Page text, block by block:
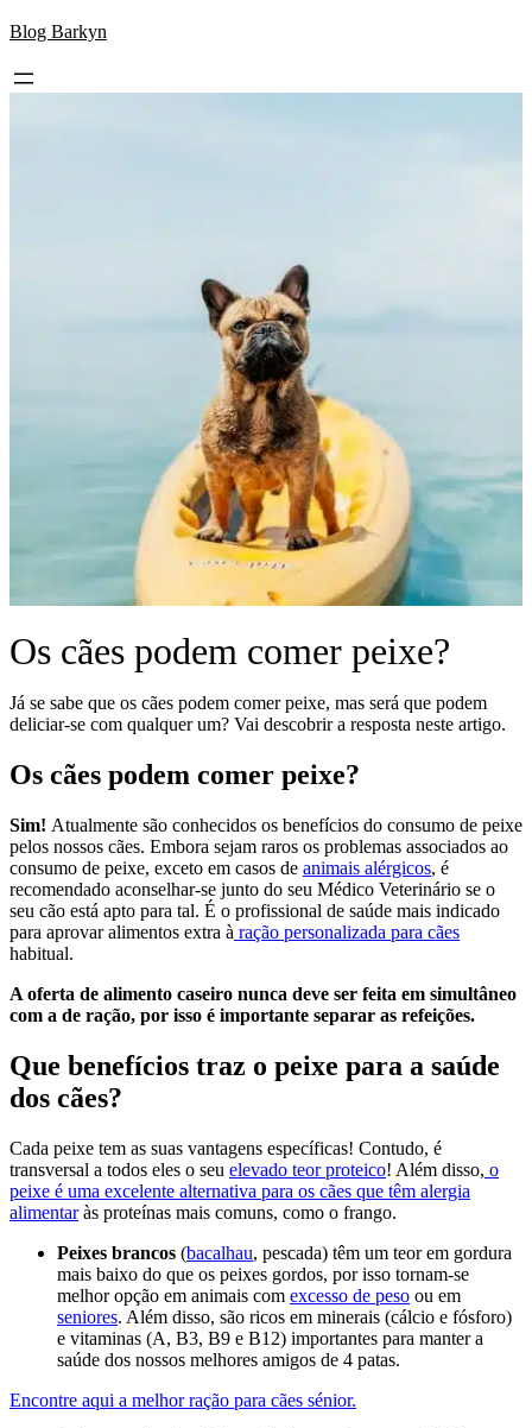
Skip
content
Blog Barkyn
Os cães podem comer peixe?
Já se sabe que os cães podem comer peixe, mas será que podem
deliciar-se com qualquer um? Vai descobrir a resposta neste artigo.
Os cães podem comer peixe?
Sim! Atualmente são conhecidos os benefícios do consumo de peixe
pelos nossos cães. Embora sejam raros os problemas associados ao
consumo de peixe, exceto em casos de animais alérgicos, é
recomendado aconselhar-se junto do seu Médico Veterinário se o
seu cão está apto para tal. É o profissional de saúde mais indicado
para aprovar alimentos extra à ração personalizada para cães
habitual.
A oferta de alimento caseiro nunca deve ser feita em simultâneo
com a de ração, por isso é importante separar as refeições.
Que benefícios traz o peixe para a saúde
dos cães?
Cada peixe tem as suas vantagens específicas! Contudo, é
transversal a todos eles o seu elevado teor proteico! Além disso, o
peixe é uma excelente alternativa para os cães que têm alergia
alimentaràs proteínas mais comuns, como o frango.
Peixes brancos (bacalhau, pescada) têm um teor em gordura
mais baixo do que os peixes gordos, por isso tornam-se
melhor opção em animais com excesso de peso ou em
seniores. Além disso, são ricos em minerais (cálcio e fósforo)
e vitaminas (A, B3, B9 e B12) importantes para manter a
saúde dos nossos melhores amigos de 4 patas.
Encontre aqui a melhor ração para cães sénior.